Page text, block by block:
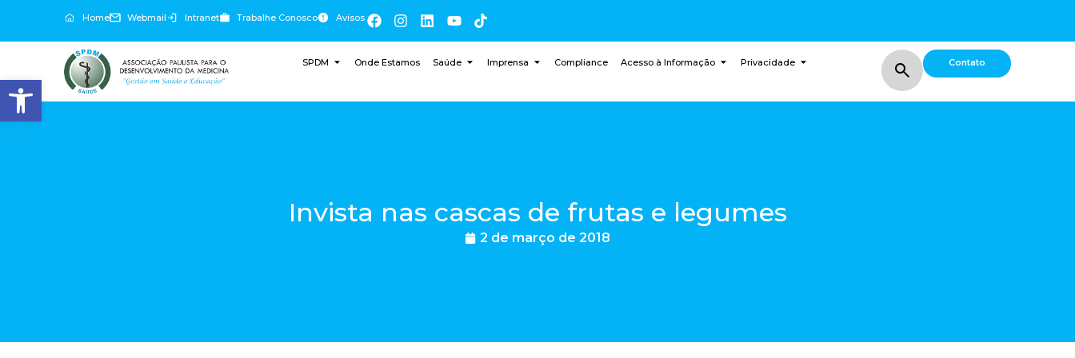
Abrir a barra de ferramentas
Home Webmail Intranet Trabalhe Conosco Avisos
SPDM Onde Estamos Saúde Imprensa Compliance Acesso à Informação Privacidade Contato
Invista nas cascas de frutas e legumes
2 de março de 2018